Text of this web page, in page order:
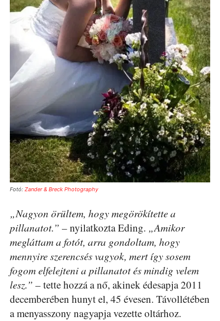
Fotó: Zander & Breck Photography
„Nagyon örültem, hogy megörökítette a
pillanatot.” – nyilatkozta Eding. „Amikor
megláttam a fotót, arra gondoltam, hogy
mennyire szerencsés vagyok, mert így sosem
fogom elfelejteni a pillanatot és mindig velem
lesz.” – tette hozzá a nő, akinek édesapja 2011
decemberében hunyt el, 45 évesen. Távollétében
a menyasszony nagyapja vezette oltárhoz.